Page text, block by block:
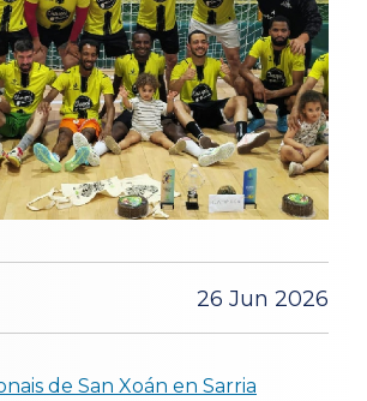
26 Jun 2026
de San Xoán en Sarria